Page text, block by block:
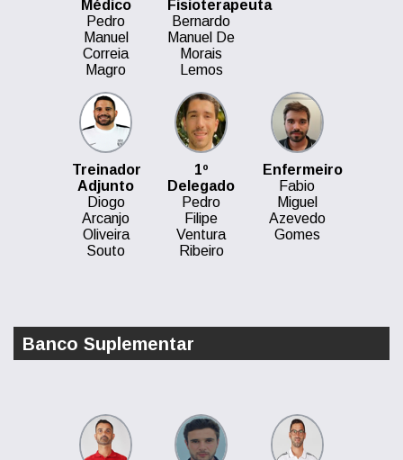
Médico
Pedro
Manuel
Correia
Magro
Fisioterapeuta
Bernardo
Manuel De
Morais
Lemos
Treinador
Adjunto
Diogo
Arcanjo
Oliveira
Souto
1º
Delegado
Pedro
Filipe
Ventura
Ribeiro
Enfermeiro
Fabio
Miguel
Azevedo
Gomes
Banco Suplementar